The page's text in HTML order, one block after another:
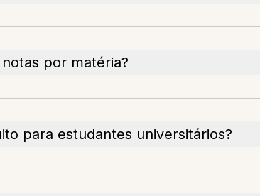
por matéria?
para estudantes universitários?